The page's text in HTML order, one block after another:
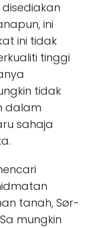
ini
ini tidak
tinggi
tidak
dalam
sahaja
tanah, Sør-
mungkin